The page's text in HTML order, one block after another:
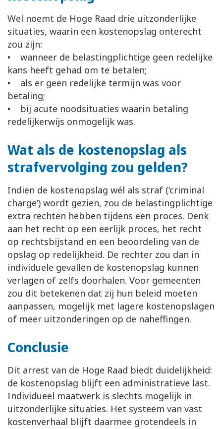
Wel noemt de Hoge Raad drie uitzonderlijke
situaties, waarin een kostenopslag onterecht
zou zijn:
• wanneer de belastingplichtige geen redelijke
kans heeft gehad om te betalen;
• als er geen redelijke termijn was voor
betaling;
• bij acute noodsituaties waarin betaling
redelijkerwijs onmogelijk was.
Wat als de kostenopslag als
strafvervolging zou gelden?
Indien de kostenopslag wél als straf (‘criminal
charge’) wordt gezien, zou de belastingplichtige
extra rechten hebben tijdens een proces. Denk
aan het recht op een eerlijk proces, het recht
op rechtsbijstand en een beoordeling van de
opslag op redelijkheid. De rechter zou dan in
individuele gevallen de kostenopslag kunnen
verlagen of zelfs doorhalen. Voor gemeenten
zou dit betekenen dat zij hun beleid moeten
aanpassen, mogelijk met lagere kostenopslagen
of meer uitzonderingen op de naheffingen.
Conclusie
Dit arrest van de Hoge Raad biedt duidelijkheid:
de kostenopslag blijft een administratieve last.
Individueel maatwerk is slechts mogelijk in
uitzonderlijke situaties. Het systeem van vast
kostenverhaal blijft daarmee grotendeels in